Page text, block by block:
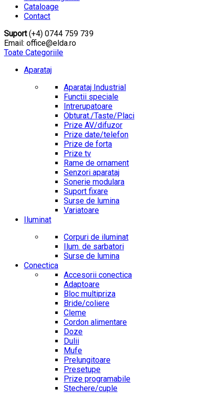
Cataloage
Contact
Suport(+4) 0744 759 739
Email: office@elda.ro
Toate Categoriile
Aparataj
Aparataj Industrial
Functii speciale
Intrerupatoare
Obturat./Taste/Placi
Prize AV/difuzor
Prize date/telefon
Prize de forta
Prize tv
Rame de ornament
Senzori aparataj
Sonerie modulara
Suport fixare
Surse de lumina
Variatoare
Iluminat
Corpuri de iluminat
Ilum. de sarbatori
Surse de lumina
Conectica
Accesorii conectica
Adaptoare
Bloc multipriza
Bride/coliere
Cleme
Cordon alimentare
Doze
Dulii
Mufe
Prelungitoare
Presetupe
Prize programabile
Stechere/cuple